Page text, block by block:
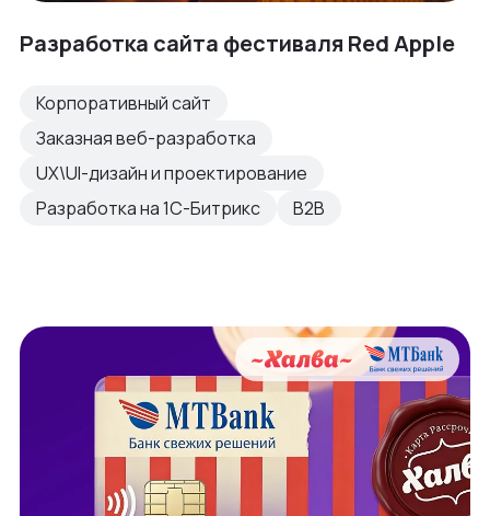
Разработка сайта фестиваля Red Apple
Корпоративный сайт
Заказная веб-разработка
UX\UI-дизайн и проектирование
Разработка на 1С-Битрикс
B2B